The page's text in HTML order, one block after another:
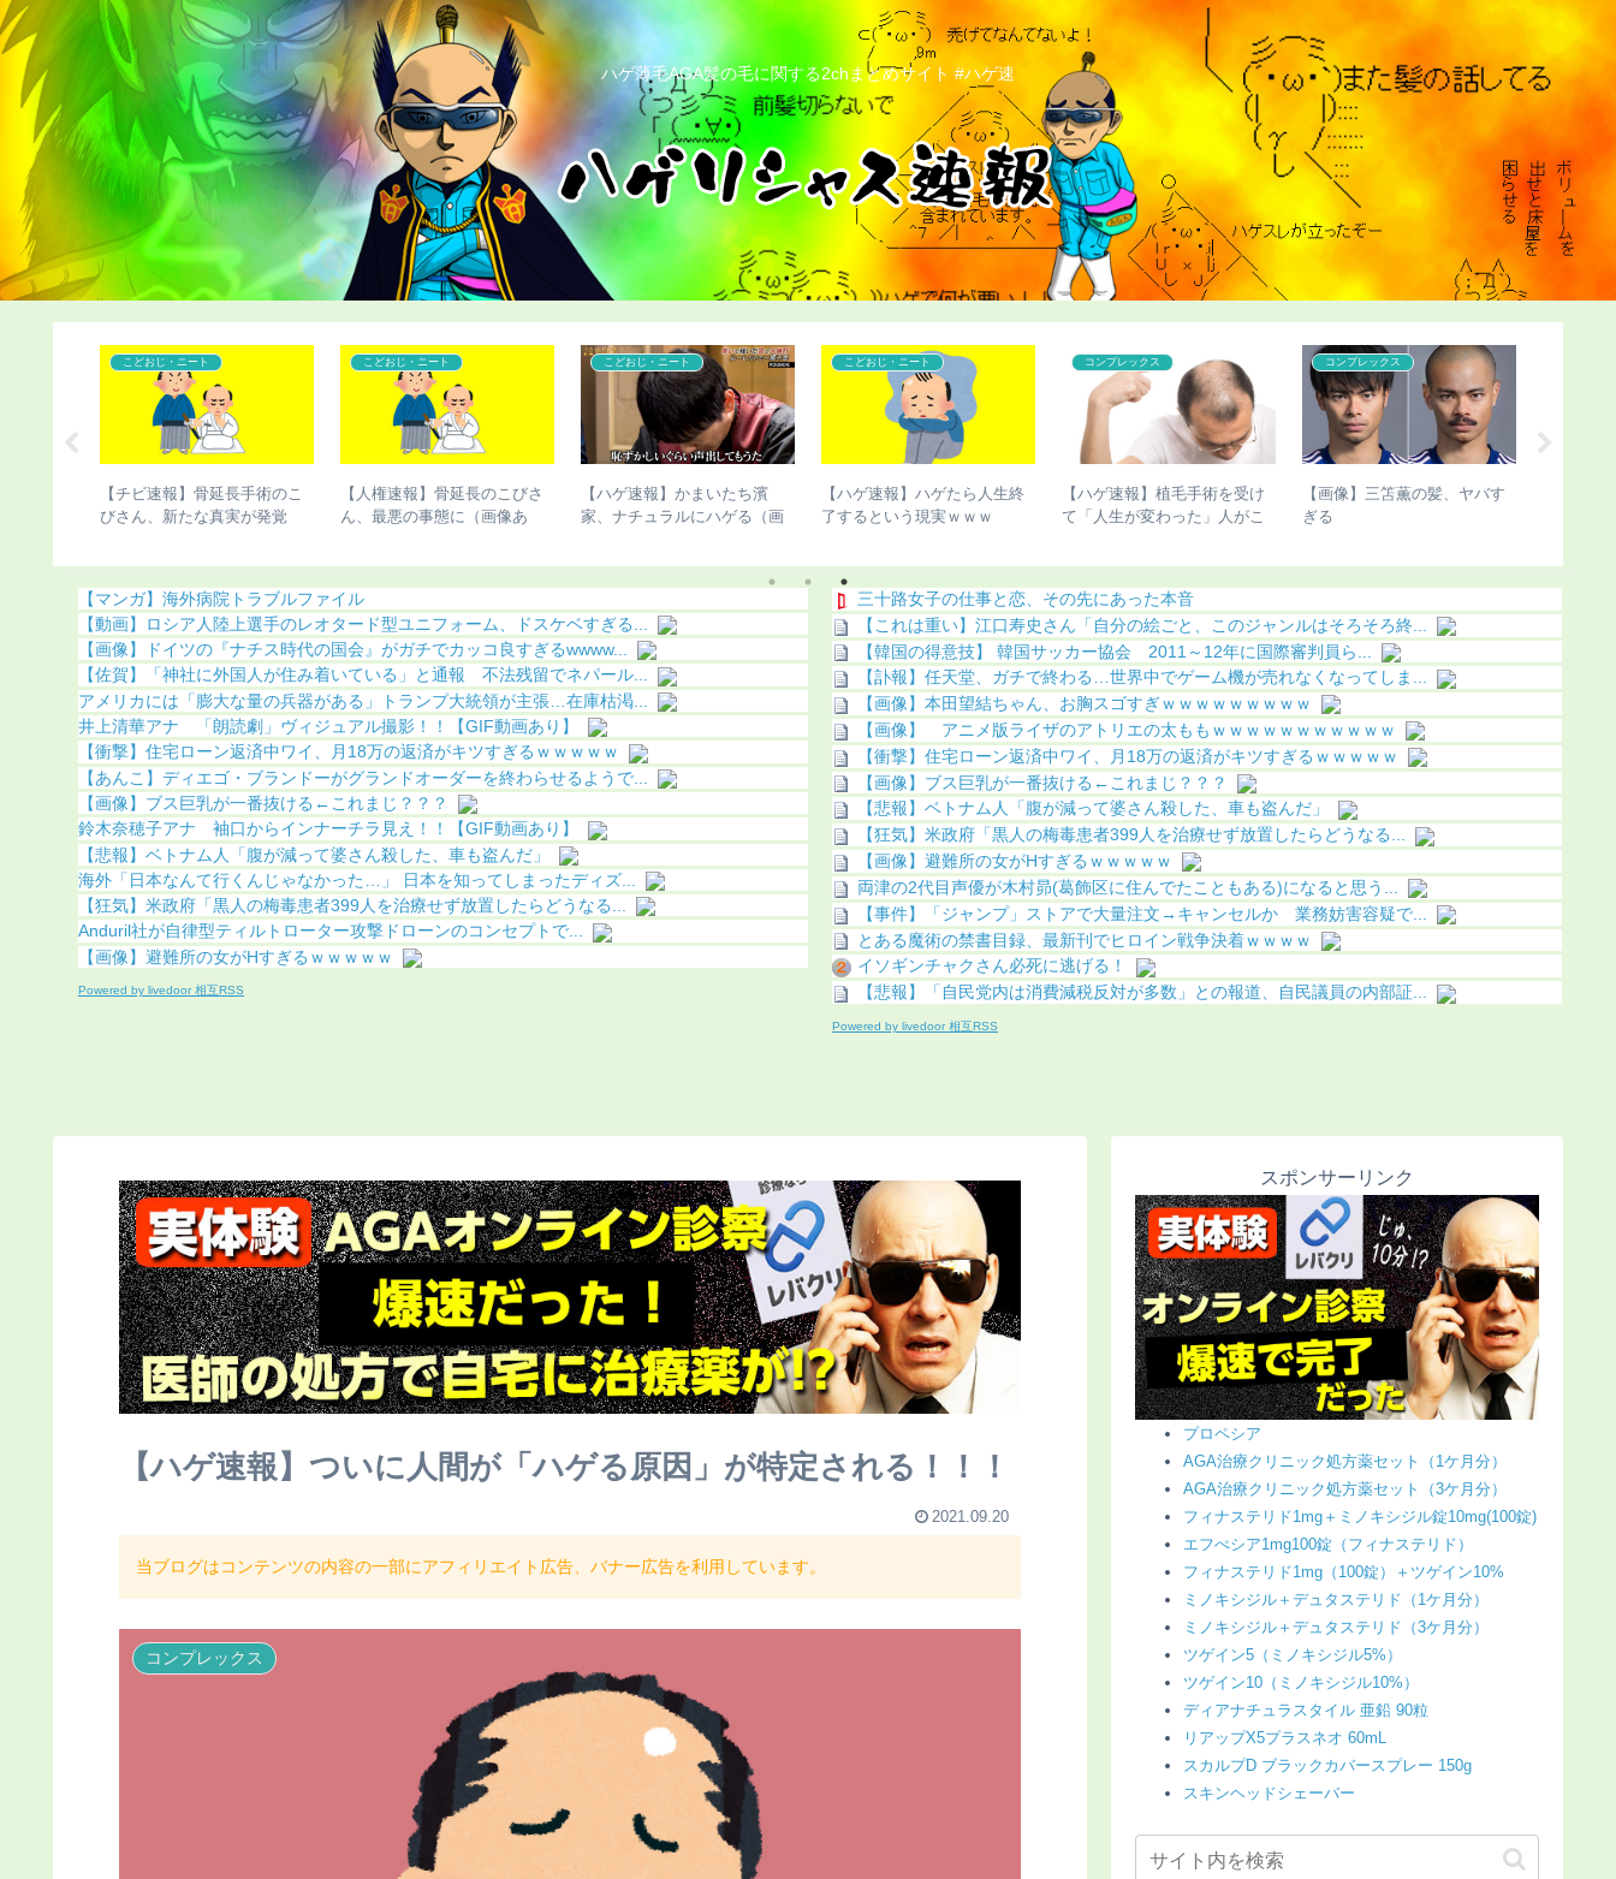
ハゲ薄毛AGA髪の毛に関する2chまとめサイト #ハゲ速
コンプレックス
【ハゲ速報】「ハゲ男性の違
法化」を目指す運動が巻き起
こどおじ・ニート
【チビ速報】骨延長失敗で脚
切断のこびさん、お気持ち表
コンプレックス
【ハゲ速報】市原隼人さん、
また髪の毛がなくなってしま
カツラ
【ハゲ速報】人気声優の杉田
智和さん、とんでもない髪型
こどおじ・ニート
【超画像】チー牛さん、世界
にチー牛を晒してしまうｗｗ
コンプレックス
【ハゲ速報】ダウン浜田雅功
さん、ハゲ散らかってしまう
【マンガ】海外病院トラブルファイル
【動画】ロシア人陸上選手のレオタード型ユニフォーム、ドスケベすぎる...
【画像】ドイツの『ナチス時代の国会』がガチでカッコ良すぎるwwww...
【佐賀】「神社に外国人が住み着いている」と通報 不法残留でネパール...
アメリカには「膨大な量の兵器がある」トランプ大統領が主張…在庫枯渇...
井上清華アナ 「朗読劇」ヴィジュアル撮影！！【GIF動画あり】
【衝撃】住宅ローン返済中ワイ、月18万の返済がキツすぎるｗｗｗｗｗ
【あんこ】ディエゴ・ブランドーがグランドオーダーを終わらせるようで...
【画像】ブス巨乳が一番抜ける←これまじ？？？
鈴木奈穂子アナ 袖口からインナーチラ見え！！【GIF動画あり】
【悲報】ベトナム人「腹が減って婆さん殺した、車も盗んだ」
海外「日本なんて行くんじゃなかった…」 日本を知ってしまったディズ...
【狂気】米政府「黒人の梅毒患者399人を治療せず放置したらどうなる...
Anduril社が自律型ティルトローター攻撃ドローンのコンセプトで...
【画像】避難所の女がHすぎるｗｗｗｗｗ
Powered by livedoor 相互RSS
三十路女子の仕事と恋、その先にあった本音
【これは重い】江口寿史さん「自分の絵ごと、このジャンルはそろそろ終...
【韓国の得意技】 韓国サッカー協会 2011～12年に国際審判員ら...
【訃報】任天堂、ガチで終わる…世界中でゲーム機が売れなくなってしま...
【画像】本田望結ちゃん、お胸スゴすぎｗｗｗｗｗｗｗｗｗ
【画像】 アニメ版ライザのアトリエの太ももｗｗｗｗｗｗｗｗｗｗｗ
【衝撃】住宅ローン返済中ワイ、月18万の返済がキツすぎるｗｗｗｗｗ
【画像】ブス巨乳が一番抜ける←これまじ？？？
【悲報】ベトナム人「腹が減って婆さん殺した、車も盗んだ」
【狂気】米政府「黒人の梅毒患者399人を治療せず放置したらどうなる...
【画像】避難所の女がHすぎるｗｗｗｗｗ
両津の2代目声優が木村昴(葛飾区に住んでたこともある)になると思う...
【事件】「ジャンプ」ストアで大量注文→キャンセルか 業務妨害容疑で...
とある魔術の禁書目録、最新刊でヒロイン戦争決着ｗｗｗｗ
イソギンチャクさん必死に逃げる！
【悲報】「自民党内は消費減税反対が多数」との報道、自民議員の内部証...
Powered by livedoor 相互RSS
【ハゲ速報】ついに人間が「ハゲる原因」が特定される！！！
2021.09.20
当ブログはコンテンツの内容の一部にアフィリエイト広告、バナー広告を利用しています。
コンプレックス
スポンサーリンク
プロペシア
AGA治療クリニック処方薬セット（1ケ月分）
AGA治療クリニック処方薬セット（3ケ月分）
フィナステリド1mg＋ミノキシジル錠10mg(100錠)
エフぺシア1mg100錠（フィナステリド）
フィナステリド1mg（100錠）＋ツゲイン10%
ミノキシジル＋デュタステリド（1ケ月分）
ミノキシジル＋デュタステリド（3ケ月分）
ツゲイン5（ミノキシジル5%）
ツゲイン10（ミノキシジル10%）
ディアナチュラスタイル 亜鉛 90粒
リアップX5プラスネオ 60mL
スカルプD ブラックカバースプレー 150g
スキンヘッドシェーバー